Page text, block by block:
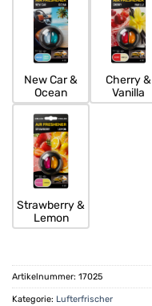
New Car &
Ocean
Cherry &
Vanilla
Strawberry &
Lemon
Artikelnummer: 17025
Kategorie: Lufterfrischer